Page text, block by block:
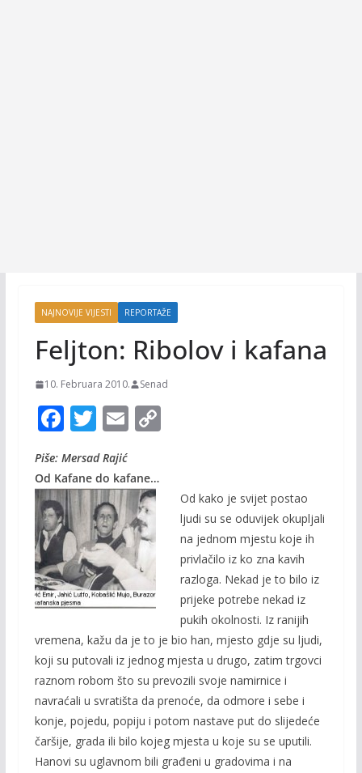
NAJNOVIJE VIJESTI REPORTAŽE
Feljton: Ribolov i kafana
10. Februara 2010. Senad
F
e
b
o
o
k
T
w
itt
er
E
ai
l
C
Li
Piše: Mersad Rajić
Od Kafane do kafane…
Od kako je svijet postao
ljudi su se oduvijek okupljali
na jednom mjestu koje ih
privlačilo iz ko zna kavih
razloga. Nekad je to bilo iz
prijeke potrebe nekad iz
pukih okolnosti. Iz ranijih
vremena, kažu da je to je bio han, mjesto gdje su ljudi,
koji su putovali iz jednog mjesta u drugo, zatim trgovci
raznom robom što su prevozili svoje namirnice i
navraćali u svratišta da prenoće, da odmore i sebe i
konje, pojedu, popiju i potom nastave put do slijedeće
čaršije, grada ili bilo kojeg mjesta u koje su se uputili.
Hanovi su uglavnom bili građeni u gradovima i na